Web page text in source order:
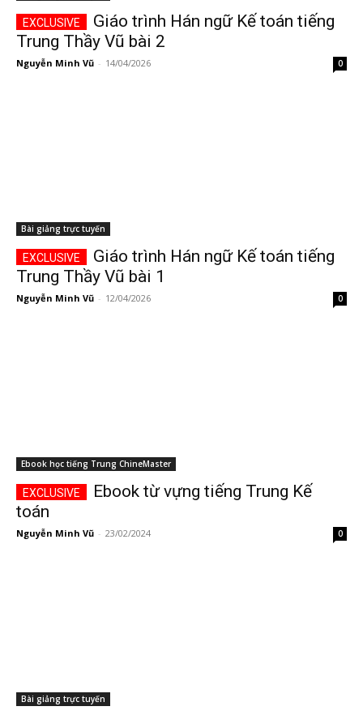
Giáo trình Hán ngữ Kế toán tiếng
Trung Thầy Vũ bài 2
Nguyễn Minh Vũ - 14/04/2026 0
Bài giảng trực tuyến
Giáo trình Hán ngữ Kế toán tiếng
Trung Thầy Vũ bài 1
Nguyễn Minh Vũ - 12/04/2026 0
Ebook học tiếng Trung ChineMaster
Ebook từ vựng tiếng Trung Kế
toán
Nguyễn Minh Vũ - 23/02/2024 0
Bài giảng trực tuyến